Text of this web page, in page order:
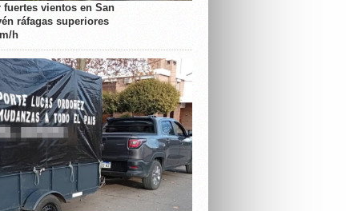
fuertes vientos en San
ráfagas superiores
h